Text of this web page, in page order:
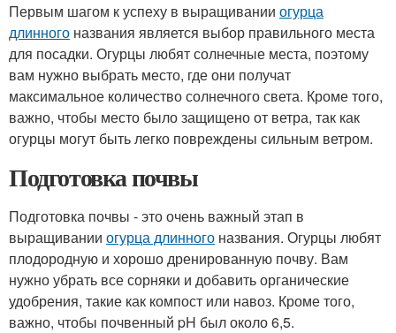
Первым шагом к успеху в выращивании огурца
длинного названия является выбор правильного места
для посадки. Огурцы любят солнечные места, поэтому
вам нужно выбрать место, где они получат
максимальное количество солнечного света. Кроме того,
важно, чтобы место было защищено от ветра, так как
огурцы могут быть легко повреждены сильным ветром.
Подготовка почвы
Подготовка почвы - это очень важный этап в
выращивании огурца длинного названия. Огурцы любят
плодородную и хорошо дренированную почву. Вам
нужно убрать все сорняки и добавить органические
удобрения, такие как компост или навоз. Кроме того,
важно, чтобы почвенный pH был около 6,5.